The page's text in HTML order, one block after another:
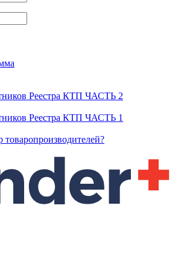
Реестра КТП ЧАСТЬ 2
Реестра КТП ЧАСТЬ 1
товаропроизводителей?